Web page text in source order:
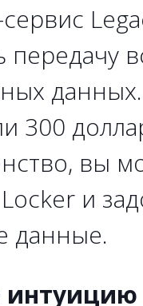
передачу
300
вы
и
данные.
интуицию